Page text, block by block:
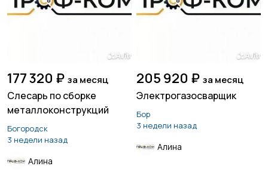
177 320 ₽ за месяц
Слесарь по сборке
металлоконструкций
Богородск
3 недели назад
Алина
205 920 ₽ за месяц
Электрогазосварщик
Бор
3 недели назад
Алина